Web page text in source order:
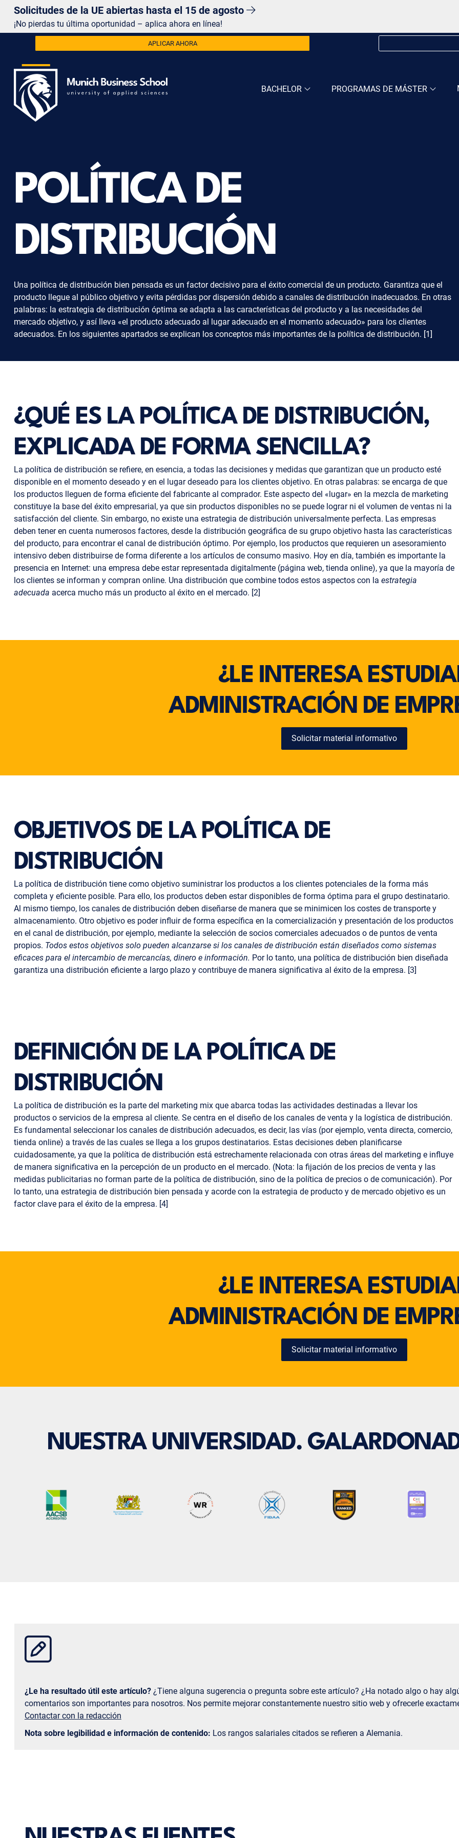
Solicitudes de la UE abiertas hasta el 15 de agosto
¡No pierdas tu última oportunidad – aplica ahora en línea!
BACHELOR PROGRAMAS DE MÁSTER
APLICAR AHORA
POLÍTICA DE
DISTRIBUCIÓN
Una política de distribución bien pensada es un factor decisivo para el éxito comercial de un producto. Garantiza que el
producto llegue al público objetivo y evita pérdidas por dispersión debido a canales de distribución inadecuados. En otras
palabras: la estrategia de distribución óptima se adapta a las características del producto y a las necesidades del
mercado objetivo, y así lleva «el producto adecuado al lugar adecuado en el momento adecuado» para los clientes
adecuados. En los siguientes apartados se explican los conceptos más importantes de la política de distribución. [1]
¿QUÉ ES LA POLÍTICA DE DISTRIBUCIÓN,
EXPLICADA DE FORMA SENCILLA?
La política de distribución se refiere, en esencia, a todas las decisiones y medidas que garantizan que un producto esté
disponible en el momento deseado y en el lugar deseado para los clientes objetivo. En otras palabras: se encarga de que
los productos lleguen de forma eficiente del fabricante al comprador. Este aspecto del «lugar» en la mezcla de marketing
constituye la base del éxito empresarial, ya que sin productos disponibles no se puede lograr ni el volumen de ventas ni la
satisfacción del cliente. Sin embargo, no existe una estrategia de distribución universalmente perfecta. Las empresas
deben tener en cuenta numerosos factores, desde la distribución geográfica de su grupo objetivo hasta las características
del producto, para encontrar el canal de distribución óptimo. Por ejemplo, los productos que requieren un asesoramiento
intensivo deben distribuirse de forma diferente a los artículos de consumo masivo. Hoy en día, también es importante la
presencia en Internet: una empresa debe estar representada digitalmente (página web, tienda online), ya que la mayoría de
los clientes se informan y compran online. Una distribución que combine todos estos aspectos con la estrategia
adecuada acerca mucho más un producto al éxito en el mercado. [2]
¿LE INTERESA
ADMINISTRACIÓN DE
Solicitar material informativo
OBJETIVOS DE LA POLÍTICA DE
DISTRIBUCIÓN
La política de distribución tiene como objetivo suministrar los productos a los clientes potenciales de la forma más
completa y eficiente posible. Para ello, los productos deben estar disponibles de forma óptima para el grupo destinatario.
Al mismo tiempo, los canales de distribución deben diseñarse de manera que se minimicen los costes de transporte y
almacenamiento. Otro objetivo es poder influir de forma específica en la comercialización y presentación de los productos
en el canal de distribución, por ejemplo, mediante la selección de socios comerciales adecuados o de puntos de venta
propios. Todos estos objetivos solo pueden alcanzarse si los canales de distribución están diseñados como sistemas
eficaces para el intercambio de mercancías, dinero e información. Por lo tanto, una política de distribución bien diseñada
garantiza una distribución eficiente a largo plazo y contribuye de manera significativa al éxito de la empresa. [3]
DEFINICIÓN DE LA POLÍTICA DE
DISTRIBUCIÓN
La política de distribución es la parte del marketing mix que abarca todas las actividades destinadas a llevar los
productos o servicios de la empresa al cliente. Se centra en el diseño de los canales de venta y la logística de distribución.
Es fundamental seleccionar los canales de distribución adecuados, es decir, las vías (por ejemplo, venta directa, comercio,
tienda online) a través de las cuales se llega a los grupos destinatarios. Estas decisiones deben planificarse
cuidadosamente, ya que la política de distribución está estrechamente relacionada con otras áreas del marketing e influye
de manera significativa en la percepción de un producto en el mercado. (Nota: la fijación de los precios de venta y las
medidas publicitarias no forman parte de la política de distribución, sino de la política de precios o de comunicación). Por
lo tanto, una estrategia de distribución bien pensada y acorde con la estrategia de producto y de mercado objetivo es un
factor clave para el éxito de la empresa. [4]
¿LE INTERESA
ADMINISTRACIÓN DE
Solicitar material informativo
NUESTRA UNIVERSIDAD.
¿Le ha resultado útil este artículo?¿Tiene alguna sugerencia o pregunta sobre este artículo? ¿Ha notado algo o hay
comentarios son importantes para nosotros. Nos permite mejorar constantemente nuestro sitio web y ofrecerle
Contactar con la redacción
Nota sobre legibilidad e información de contenido: Los rangos salariales citados se refieren a Alemania.